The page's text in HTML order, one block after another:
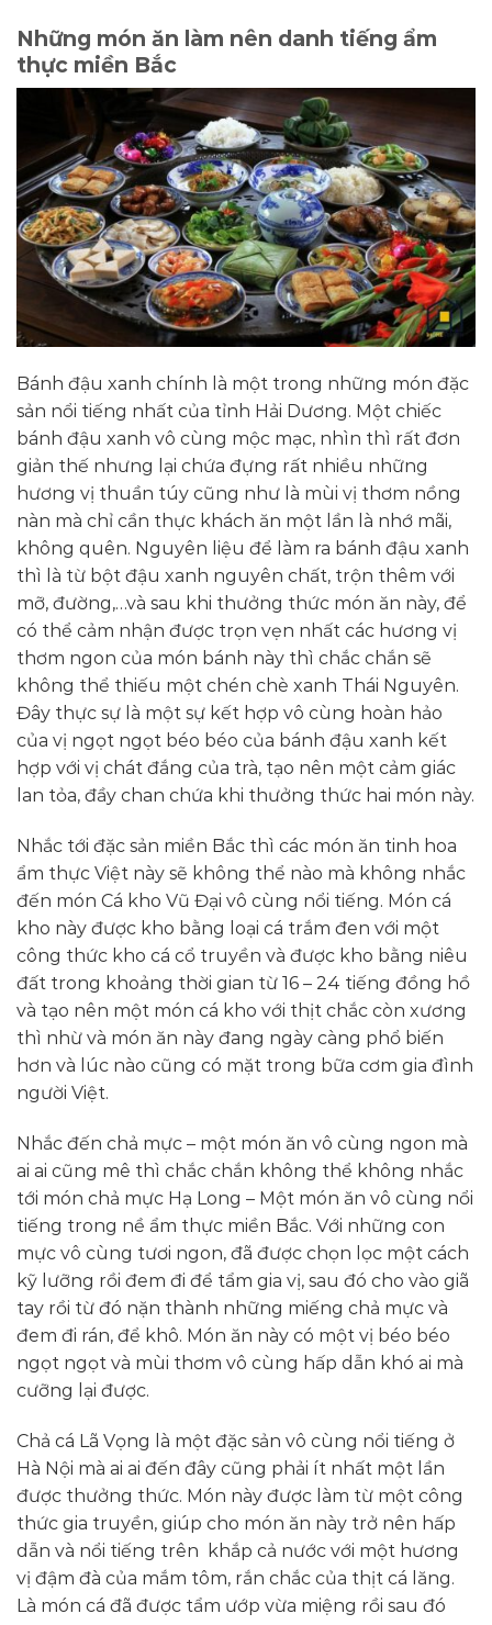
Những món ăn làm nên danh tiếng ẩm
thực miền Bắc
Bánh đậu xanh chính là một trong những món đặc
sản nổi tiếng nhất của tỉnh Hải Dương. Một chiếc
bánh đậu xanh vô cùng mộc mạc, nhìn thì rất đơn
giản thế nhưng lại chứa đựng rất nhiều những
hương vị thuần túy cũng như là mùi vị thơm nồng
nàn mà chỉ cần thực khách ăn một lần là nhớ mãi,
không quên. Nguyên liệu để làm ra bánh đậu xanh
thì là từ bột đậu xanh nguyên chất, trộn thêm với
mỡ, đường,…và sau khi thưởng thức món ăn này, để
có thể cảm nhận được trọn vẹn nhất các hương vị
thơm ngon của món bánh này thì chắc chắn sẽ
không thể thiếu một chén chè xanh Thái Nguyên.
Đây thực sự là một sự kết hợp vô cùng hoàn hảo
của vị ngọt ngọt béo béo của bánh đậu xanh kết
hợp với vị chát đắng của trà, tạo nên một cảm giác
lan tỏa, đầy chan chứa khi thưởng thức hai món này.
Nhắc tới đặc sản miền Bắc thì các món ăn tinh hoa
ẩm thực Việt này sẽ không thể nào mà không nhắc
đến món Cá kho Vũ Đại vô cùng nổi tiếng. Món cá
kho này được kho bằng loại cá trắm đen với một
công thức kho cá cổ truyền và được kho bằng niêu
đất trong khoảng thời gian từ 16 – 24 tiếng đồng hồ
và tạo nên một món cá kho với thịt chắc còn xương
thì nhừ và món ăn này đang ngày càng phổ biến
hơn và lúc nào cũng có mặt trong bữa cơm gia đình
người Việt.
Nhắc đến chả mực – một món ăn vô cùng ngon mà
ai ai cũng mê thì chắc chắn không thể không nhắc
tới món chả mực Hạ Long – Một món ăn vô cùng nổi
tiếng trong nề ẩm thực miền Bắc. Với những con
mực vô cùng tươi ngon, đã được chọn lọc một cách
kỹ lưỡng rồi đem đi để tẩm gia vị, sau đó cho vào giã
tay rồi từ đó nặn thành những miếng chả mực và
đem đi rán, để khô. Món ăn này có một vị béo béo
ngọt ngọt và mùi thơm vô cùng hấp dẫn khó ai mà
cưỡng lại được.
Chả cá Lã Vọng là một đặc sản vô cùng nổi tiếng ở
Hà Nội mà ai ai đến đây cũng phải ít nhất một lần
được thưởng thức. Món này được làm từ một công
thức gia truyền, giúp cho món ăn này trở nên hấp
dẫn và nổi tiếng trên khắp cả nước với một hương
vị đậm đà của mắm tôm, rắn chắc của thịt cá lăng.
Là món cá đã được tẩm ướp vừa miệng rồi sau đó